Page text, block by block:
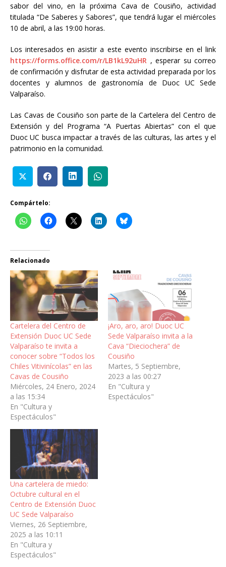
sabor del vino, en la próxima Cava de Cousiño, actividad
titulada “De Saberes y Sabores”, que tendrá lugar el miércoles
10 de abril, a las 19:00 horas.
Los interesados en asistir a este evento inscribirse en el link
https://forms.office.com/r/LB1kL92uHR , esperar su correo
de confirmación y disfrutar de esta actividad preparada por los
docentes y alumnos de gastronomía de Duoc UC Sede
Valparaíso.
Las Cavas de Cousiño son parte de la Cartelera del Centro de
Extensión y del Programa “A Puertas Abiertas” con el que
Duoc UC busca impactar a través de las culturas, las artes y el
patrimonio en la comunidad.
Compártelo:
Relacionado
Cartelera del Centro de
Extensión Duoc UC Sede
Valparaíso te invita a
conocer sobre “Todos los
Chiles Vitivinícolas” en las
Cavas de Cousiño
Miércoles, 24 Enero, 2024
a las 15:34
En "Cultura y
Espectáculos"
¡Aro, aro, aro! Duoc UC
Sede Valparaíso invita a la
Cava “Dieciochera” de
Cousiño
Martes, 5 Septiembre,
2023 a las 00:27
En "Cultura y
Espectáculos"
Una cartelera de miedo:
Octubre cultural en el
Centro de Extensión Duoc
UC Sede Valparaíso
Viernes, 26 Septiembre,
2025 a las 10:11
En "Cultura y
Espectáculos"